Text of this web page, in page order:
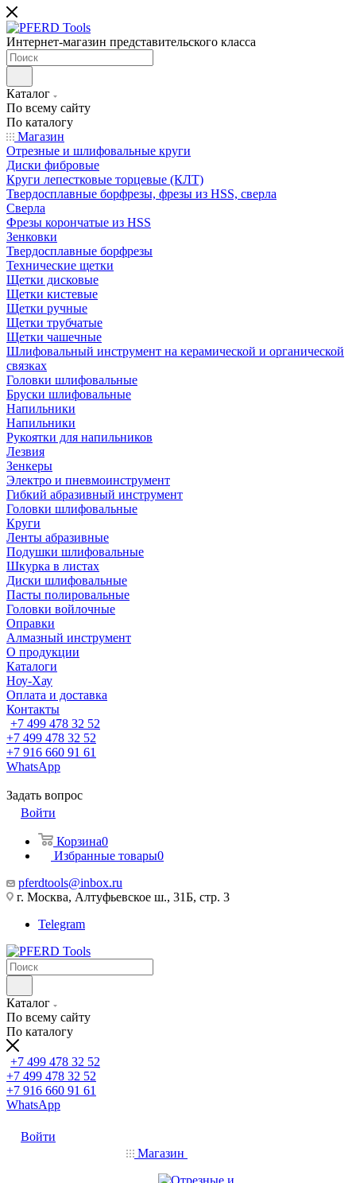
Интернет-магазин представительского класса
Каталог
По всему сайту
По каталогу
Магазин
Отрезные и шлифовальные круги
Диски фибровые
Круги лепестковые торцевые (КЛТ)
Твердосплавные борфрезы, фрезы из HSS, сверла
Сверла
Фрезы корончатые из HSS
Зенковки
Твердосплавные борфрезы
Технические щетки
Щетки дисковые
Щетки кистевые
Щетки ручные
Щетки трубчатые
Щетки чашечные
Шлифовальный инструмент на керамической и органической
связках
Головки шлифовальные
Бруски шлифовальные
Напильники
Напильники
Рукоятки для напильников
Лезвия
Зенкеры
Электро и пневмоинструмент
Гибкий абразивный инструмент
Головки шлифовальные
Круги
Ленты абразивные
Подушки шлифовальные
Шкурка в листах
Диски шлифовальные
Пасты полировальные
Головки войлочные
Оправки
Алмазный инструмент
О продукции
Каталоги
Ноу-Хау
Оплата и доставка
Контакты
+7 499 478 32 52
+7 499 478 32 52
+7 916 660 91 61
WhatsApp
Задать вопрос
Войти
Корзина0
Избранные товары0
pferdtools@inbox.ru
г. Москва, Алтуфьевское ш., 31Б, стр. 3
Telegram
Каталог
По всему сайту
По каталогу
+7 499 478 32 52
+7 499 478 32 52
+7 916 660 91 61
WhatsApp
Войти
Магазин